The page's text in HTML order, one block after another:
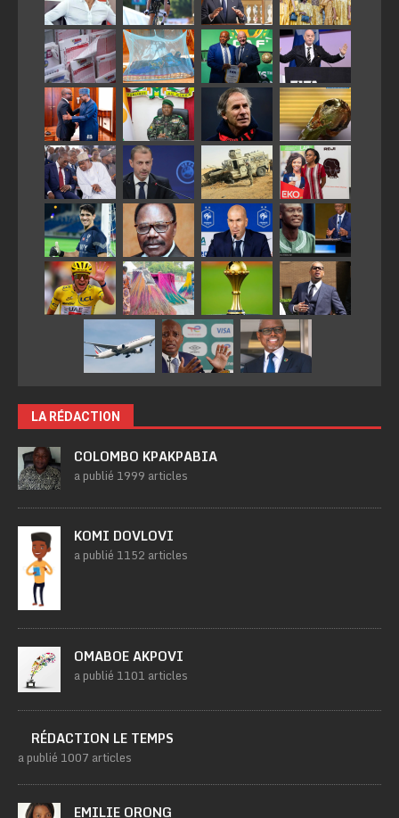
LA RÉDACTION
COLOMBO KPAKPABIA
a publié 1999 articles
KOMI DOVLOVI
a publié 1152 articles
OMABOE AKPOVI
a publié 1101 articles
RÉDACTION LE TEMPS
a publié 1007 articles
EMILIE ORONG